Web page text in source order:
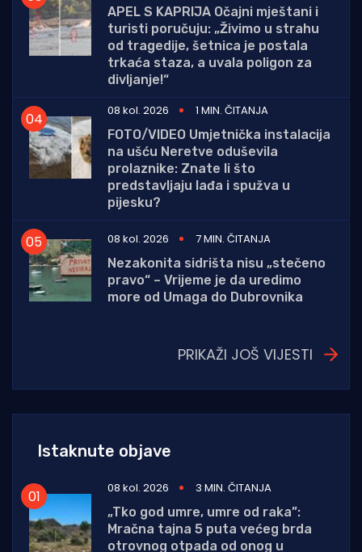
APEL S KAPRIJA Očajni mještani i
turisti poručuju: „Živimo u strahu
od tragedije, šetnica je postala
trkaća staza, a uvala poligon za
divljanje!“
08 kol. 2026
1 MIN. ČITANJA
FOTO/VIDEO Umjetnička instalacija
na ušću Neretve oduševila
prolaznike: Znate li što
predstavljaju lađa i spužva u
pijesku?
08 kol. 2026
7 MIN. ČITANJA
Nezakonita sidrišta nisu „stečeno
pravo“ – Vrijeme je da uredimo
more od Umaga do Dubrovnika
PRIKAŽI JOŠ VIJESTI
Istaknute objave
08 kol. 2026
3 MIN. ČITANJA
„Tko god umre, umre od raka”:
Mračna tajna 5 puta većeg brda
otrovnog otpada od onog u